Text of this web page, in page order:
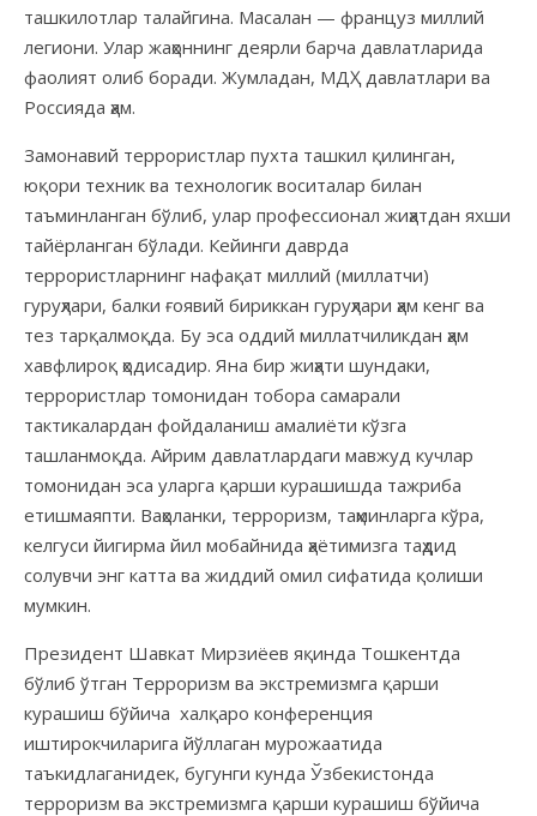
ташкилотлар талайгина. Масалан — француз миллий
легиони. Улар жаҳоннинг деярли барча давлатларида
фаолият олиб боради. Жумладан, МДҲ давлатлари ва
Россияда ҳам.
Замонавий террористлар пухта ташкил қилинган,
юқори техник ва технологик воситалар билан
таъминланган бўлиб, улар профессионал жиҳатдан яхши
тайёрланган бўлади. Кейинги даврда
террористларнинг нафақат миллий (миллатчи)
гуруҳлари, балки ғоявий бириккан гуруҳлари ҳам кенг ва
тез тарқалмоқда. Бу эса оддий миллатчиликдан ҳам
хавфлироқ ҳодисадир. Яна бир жиҳати шундаки,
террористлар томонидан тобора самарали
тактикалардан фойдаланиш амалиёти кўзга
ташланмоқда. Айрим давлатлардаги мавжуд кучлар
томонидан эса уларга қарши курашишда тажриба
етишмаяпти. Ваҳоланки, терроризм, таҳминларга кўра,
келгуси йигирма йил мобайнида ҳаётимизга таҳдид
солувчи энг катта ва жиддий омил сифатида қолиши
мумкин.
Президент Шавкат Мирзиёев яқинда Тошкентда
бўлиб ўтган Терроризм ва экстремизмга қарши
курашиш бўйича халқаро конференция
иштирокчиларига йўллаган мурожаатида
таъкидлаганидек, бугунги кунда Ўзбекистонда
терроризм ва экстремизмга қарши курашиш бўйича